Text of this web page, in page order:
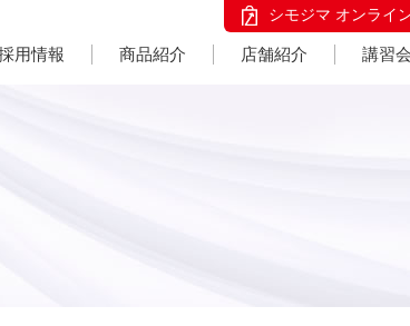
シモジマ オンライ
用情報 商品紹介 店舗紹介 講習